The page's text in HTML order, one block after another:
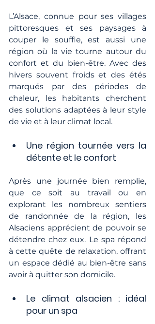
L’Alsace, connue pour ses villages
pittoresques et ses paysages à
couper le souffle, est aussi une
région où la vie tourne autour du
confort et du bien-être. Avec des
hivers souvent froids et des étés
marqués par des périodes de
chaleur, les habitants cherchent
des solutions adaptées à leur style
de vie et à leur climat local.
Une région tournée vers la
détente et le confort
Après une journée bien remplie,
que ce soit au travail ou en
explorant les nombreux sentiers
de randonnée de la région, les
Alsaciens apprécient de pouvoir se
détendre chez eux. Le spa répond
à cette quête de relaxation, offrant
un espace dédié au bien-être sans
avoir à quitter son domicile.
Le climat alsacien : idéal
pour un spa